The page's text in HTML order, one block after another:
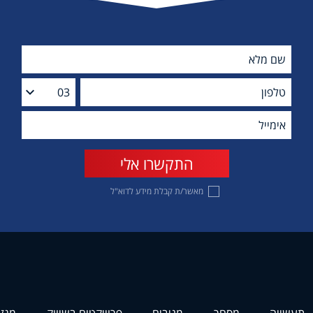
מאשר/ת קבלת מידע לדוא"ל